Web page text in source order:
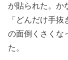
が貼られた。か
「どんだけ手
の面倒くさくな
た。